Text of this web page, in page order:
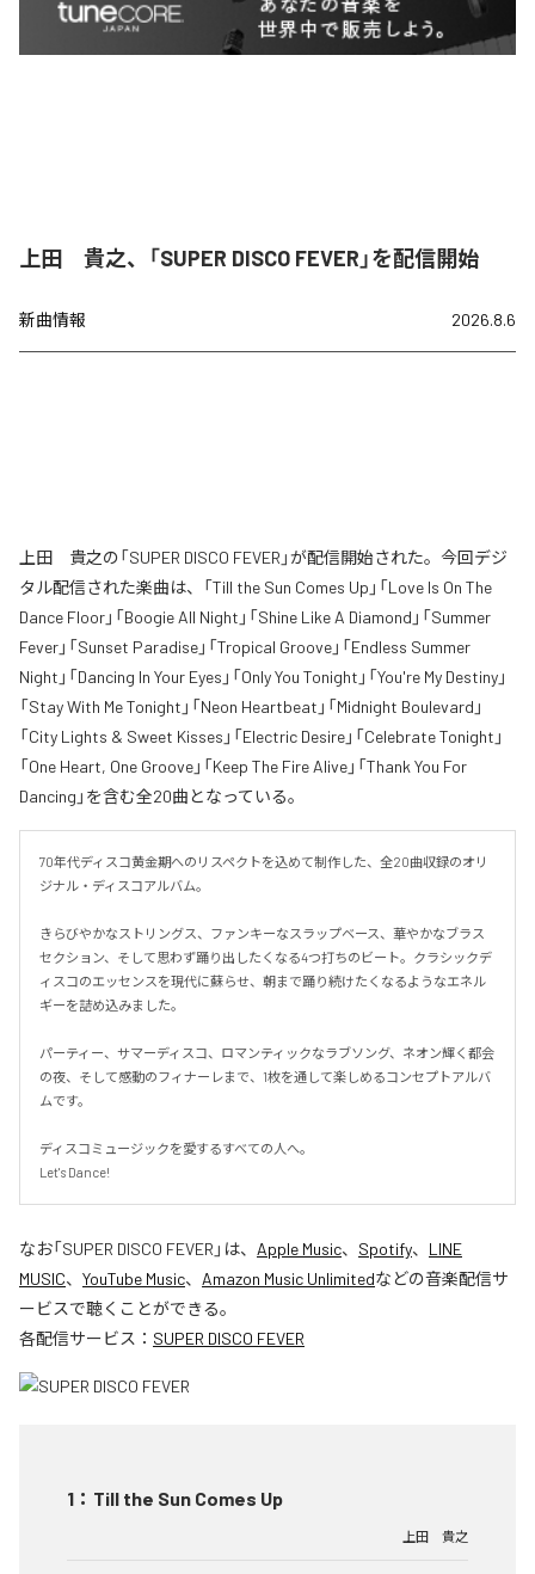
上田 貴之、「SUPER DISCO FEVER」を配信開始
新曲情報 2026.8.6
上田 貴之の「SUPER DISCO FEVER」が配信開始された。今回デジ
タル配信された楽曲は、「Till the Sun Comes Up」「Love Is On The
Dance Floor」「Boogie All Night」「Shine Like A Diamond」「Summer
Fever」「Sunset Paradise」「Tropical Groove」「Endless Summer
Night」「Dancing In Your Eyes」「Only You Tonight」「You're My Destiny」
「Stay With Me Tonight」「Neon Heartbeat」「Midnight Boulevard」
「City Lights & Sweet Kisses」「Electric Desire」「Celebrate Tonight」
「One Heart, One Groove」「Keep The Fire Alive」「Thank You For
Dancing」を含む全20曲となっている。
70年代ディスコ黄金期へのリスペクトを込めて制作した、全20曲収録のオリ
ジナル・ディスコアルバム。
きらびやかなストリングス、ファンキーなスラップベース、華やかなブラス
セクション、そして思わず踊り出したくなる4つ打ちのビート。クラシックデ
ィスコのエッセンスを現代に蘇らせ、朝まで踊り続けたくなるようなエネル
ギーを詰め込みました。
パーティー、サマーディスコ、ロマンティックなラブソング、ネオン輝く都会
の夜、そして感動のフィナーレまで、1枚を通して楽しめるコンセプトアルバ
ムです。
ディスコミュージックを愛するすべての人へ。
Let's Dance!
なお「SUPER DISCO FEVER 」は、 Apple Music、 Spotify、 LINE
MUSIC、 YouTube Music、 Amazon Music Unlimitedなどの音楽配信サ
ービスで聴くことができる。
各配信サービス： SUPER DISCO FEVER
1 ： Till the Sun Comes Up
上田 貴之